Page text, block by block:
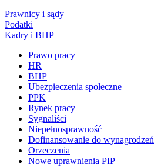
Prawnicy i sądy
Podatki
Kadry i BHP
Prawo pracy
HR
BHP
Ubezpieczenia społeczne
PPK
Rynek pracy
Sygnaliści
Niepełnosprawność
Dofinansowanie do wynagrodzeń
Orzeczenia
Nowe uprawnienia PIP